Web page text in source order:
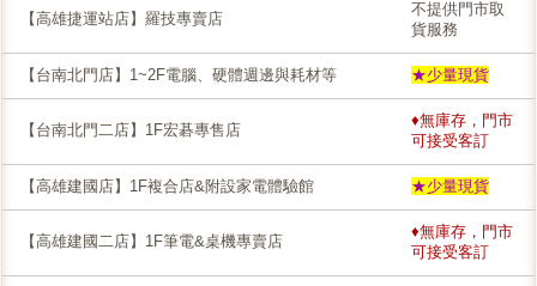
【高雄捷運站店】羅技專賣店
不提供門市取
貨服務
【台南北門店】1~2F電腦、硬體週邊與耗材等 ★少量現貨
【台南北門二店】1F宏碁專售店
♦無庫存，門市
可接受客訂
【高雄建國店】1F複合店&附設家電體驗館 ★少量現貨
【高雄建國二店】1F筆電&桌機專賣店
♦無庫存，門市
可接受客訂